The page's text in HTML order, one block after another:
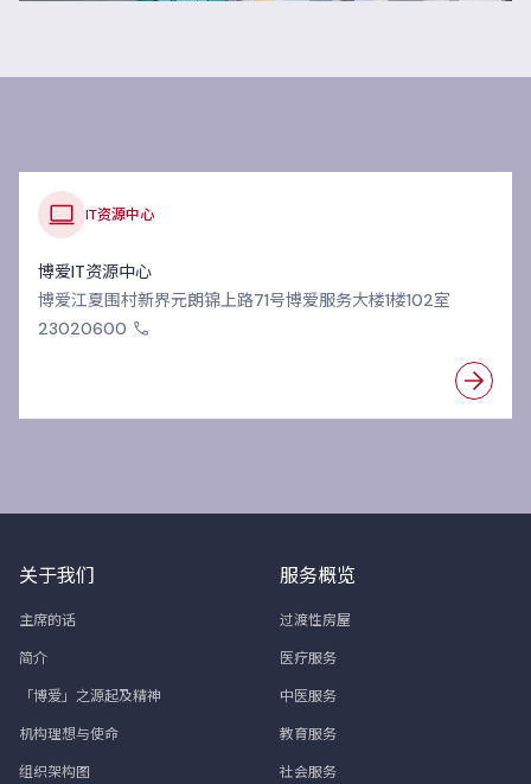
IT资源中心
博爱IT资源中心
博爱江夏围村新界元朗锦上路71号博爱服务大楼1楼102室
23020600
关于我们
主席的话
简介
「博爱」之源起及精神
机构理想与使命
组织架构图
服务概览
过渡性房屋
医疗服务
中医服务
教育服务
社会服务